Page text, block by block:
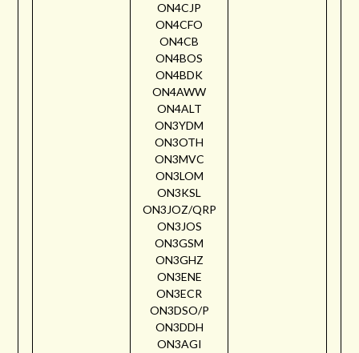
ON4CJP
ON4CFO
ON4CB
ON4BOS
ON4BDK
ON4AWW
ON4ALT
ON3YDM
ON3OTH
ON3MVC
ON3LOM
ON3KSL
ON3JOZ/QRP
ON3JOS
ON3GSM
ON3GHZ
ON3ENE
ON3ECR
ON3DSO/P
ON3DDH
ON3AGI